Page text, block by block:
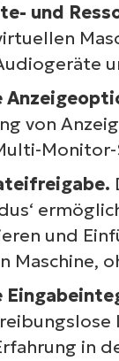
und
von
und
Maschine,
in